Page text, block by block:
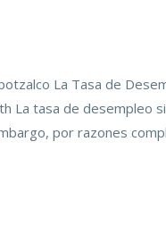
La Tasa de
ha
por razones